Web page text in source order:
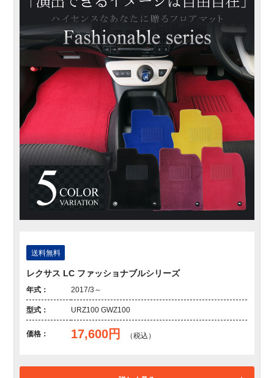
送料無料
レクサス LC ファッショナブルシリーズ
年式： 2017/3～
型式： URZ100 GWZ100
価格： 17,600円 （税込）